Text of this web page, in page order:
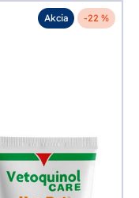
Akcia -22 %